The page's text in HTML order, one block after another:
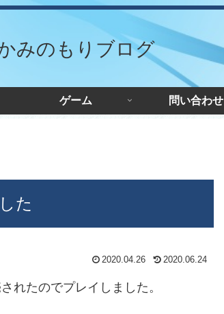
みのもりブログ
ゲーム 問い合わせ
た
2020.04.26 2020.06.24
れたのでプレイしました。